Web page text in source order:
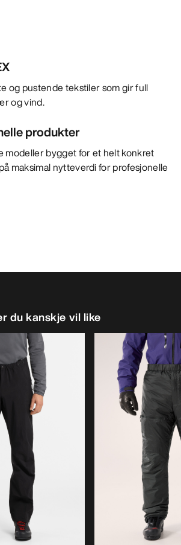
og pustende tekstiler som gir full
og vind.
produkter
modeller bygget for et helt konkret
maksimal nytteverdi for profesjonelle
du kanskje vil like